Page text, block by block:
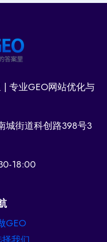
专业GEO网站优化与
城街道科创路398号3
18:00
GEO